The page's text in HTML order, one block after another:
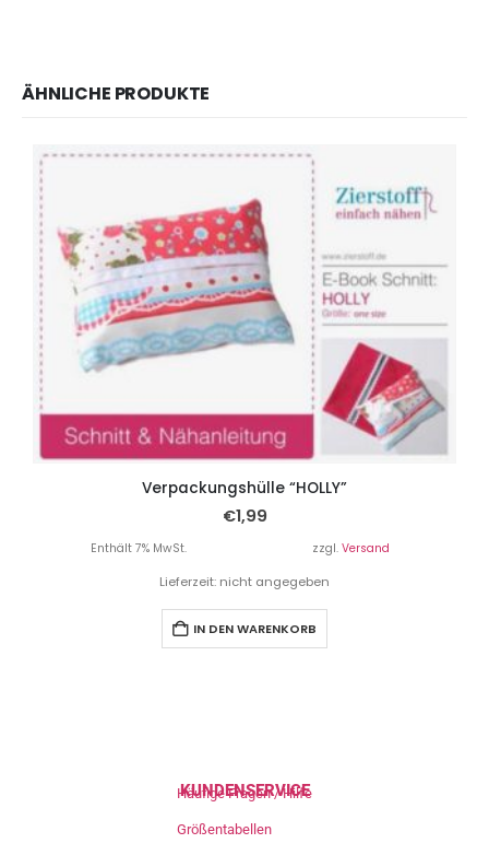
ÄHNLICHE PRODUKTE
Verpackungshülle “HOLLY”
€1,99
Enthält 7% MwSt. zzgl. Versand
Lieferzeit: nicht angegeben
IN DEN WARENKORB
KUNDENSERVICE
Häufige Fragen / Hilfe
Größentabellen